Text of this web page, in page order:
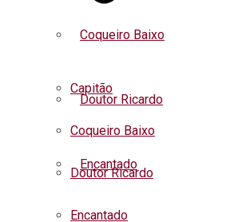
Coqueiro Baixo
Doutor Ricardo
Encantado
Capitão
Coqueiro Baixo
Doutor Ricardo
Encantado